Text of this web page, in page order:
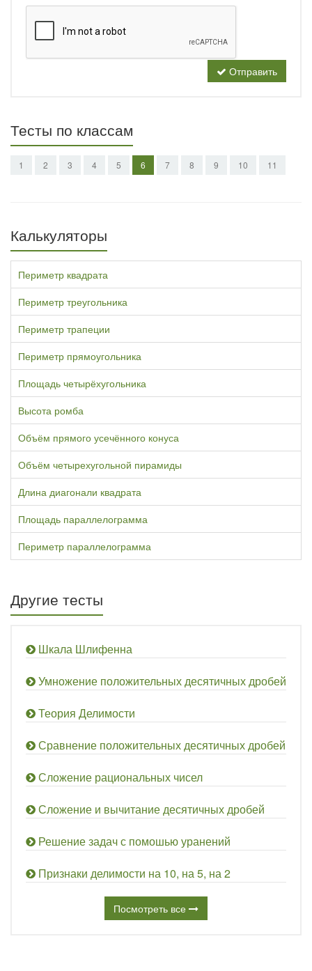
Отправить
Тесты по классам
1 2 3 4 5 6 7 8 9 10 11
Калькуляторы
Периметр квадрата
Периметр треугольника
Периметр трапеции
Периметр прямоугольника
Площадь четырёхугольника
Высота ромба
Объём прямого усечённого конуса
Объём четырехугольной пирамиды
Длина диагонали квадрата
Площадь параллелограмма
Периметр параллелограмма
Другие тесты
Шкала Шлифенна
Умножение положительных десятичных дробей
Теория Делимости
Сравнение положительных десятичных дробей
Сложение рациональных чисел
Сложение и вычитание десятичных дробей
Решение задач с помошью уранений
Признаки делимости на 10, на 5, на 2
Посмотреть все